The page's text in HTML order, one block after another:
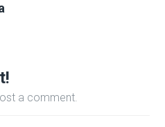
a comment.